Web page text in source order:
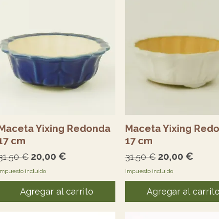
Vista rápida
Yixing Redonda
cm
€ Precio de oferta
20,00 €
incluido
Agregar al carrito
Vista rápida
Maceta Yixing
17 cm
Precio
31,50 € Precio de
20,00 €
Impuesto incluido
Agregar al carrito